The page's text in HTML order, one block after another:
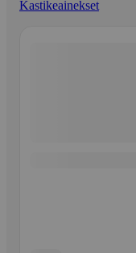
Kastikeainekset